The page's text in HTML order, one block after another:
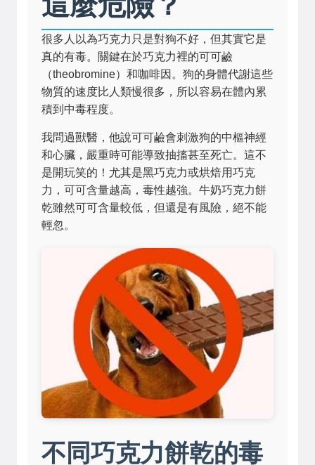
很多人以為巧克力只是對狗不好，但其實它是
真的有毒。關鍵在於巧克力裡的可可鹼
（theobromine）和咖啡因。狗的身體代謝這些
物質的速度比人類慢很多，所以容易在體內累
積到中毒程度。
我問過獸醫，他說可可鹼會刺激狗的中樞神經
和心臟，嚴重時可能導致抽搐甚至死亡。這不
是開玩笑的！尤其是黑巧克力或烘焙用巧克
力，可可含量越高，毒性越強。牛奶巧克力餅
乾雖然可可含量較低，但還是有風險，絕不能
輕忽。
不同巧克力餅乾的毒